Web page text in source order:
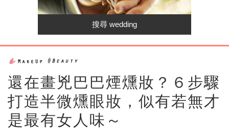
還在畫兇巴巴煙燻妝？６步驟
打造半微燻眼妝，似有若無才
是最有女人味～